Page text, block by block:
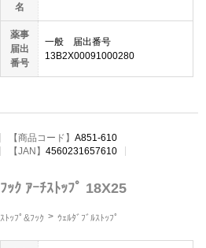
名
薬事
届出
番号
一般 届出番号
13B2X00091000280
【商品コード】A851-610
【JAN】4560231657610
ﾌｯｸ ｱｰﾁｽﾄｯﾌﾟ 18X25
ｽﾄｯﾌﾟ&ﾌｯｸ ｳｪﾙﾀﾞﾌﾞﾙｽﾄｯﾌﾟ